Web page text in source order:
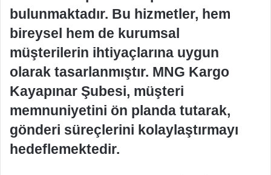
bulunmaktadır. Bu hizmetler, hem
bireysel hem de kurumsal
müşterilerin ihtiyaçlarına uygun
olarak tasarlanmıştır. MNG Kargo
Kayapınar Şubesi, müşteri
memnuniyetini ön planda tutarak,
gönderi süreçlerini kolaylaştırmayı
hedeflemektedir.